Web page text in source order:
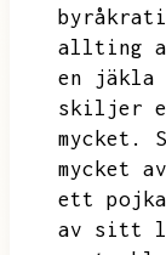
allting
en jäkla
skiljer
mycket.
mycket
ett
av sitt